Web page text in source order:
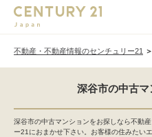
不動産・不動産情報のセンチュリー21
深谷市の中古
深谷市の中古マンションをお探しなら不動
ー21におまかせ下さい。お客様の住みたい